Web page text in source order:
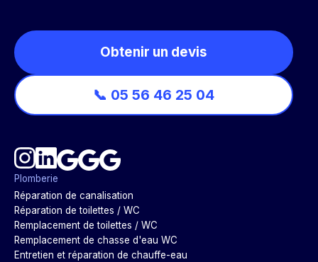
Obtenir un devis
📞 05 56 46 25 04
Plomberie
Réparation de canalisation
Réparation de toilettes / WC
Remplacement de toilettes / WC
Remplacement de chasse d'eau WC
Entretien et réparation de chauffe-eau